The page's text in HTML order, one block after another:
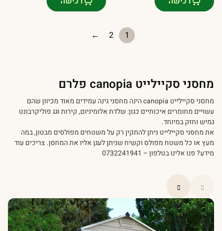
היה:
הוא:
1
2
←
מחסני סקיילייט canopia פלרם
מחסני סקיילייט canopia הינה מחסני גינה עמידים מאוד מכיוון שהם
עשויים מחומרים איכותיים כגון: שלדת אלומיניום, קירות וגג פוליקרבונט
גמיש וחזק במיוחד.
את מחסני סקיילייט ניתן להתקין רק על משטחים מפולסים מבטון, במה
מעץ או כל משטח מפולס וקשיח שניתן לעגן אליו את המחסן. צריכים עוד
מידע? פנו אלינו בטלפון – 0732241941